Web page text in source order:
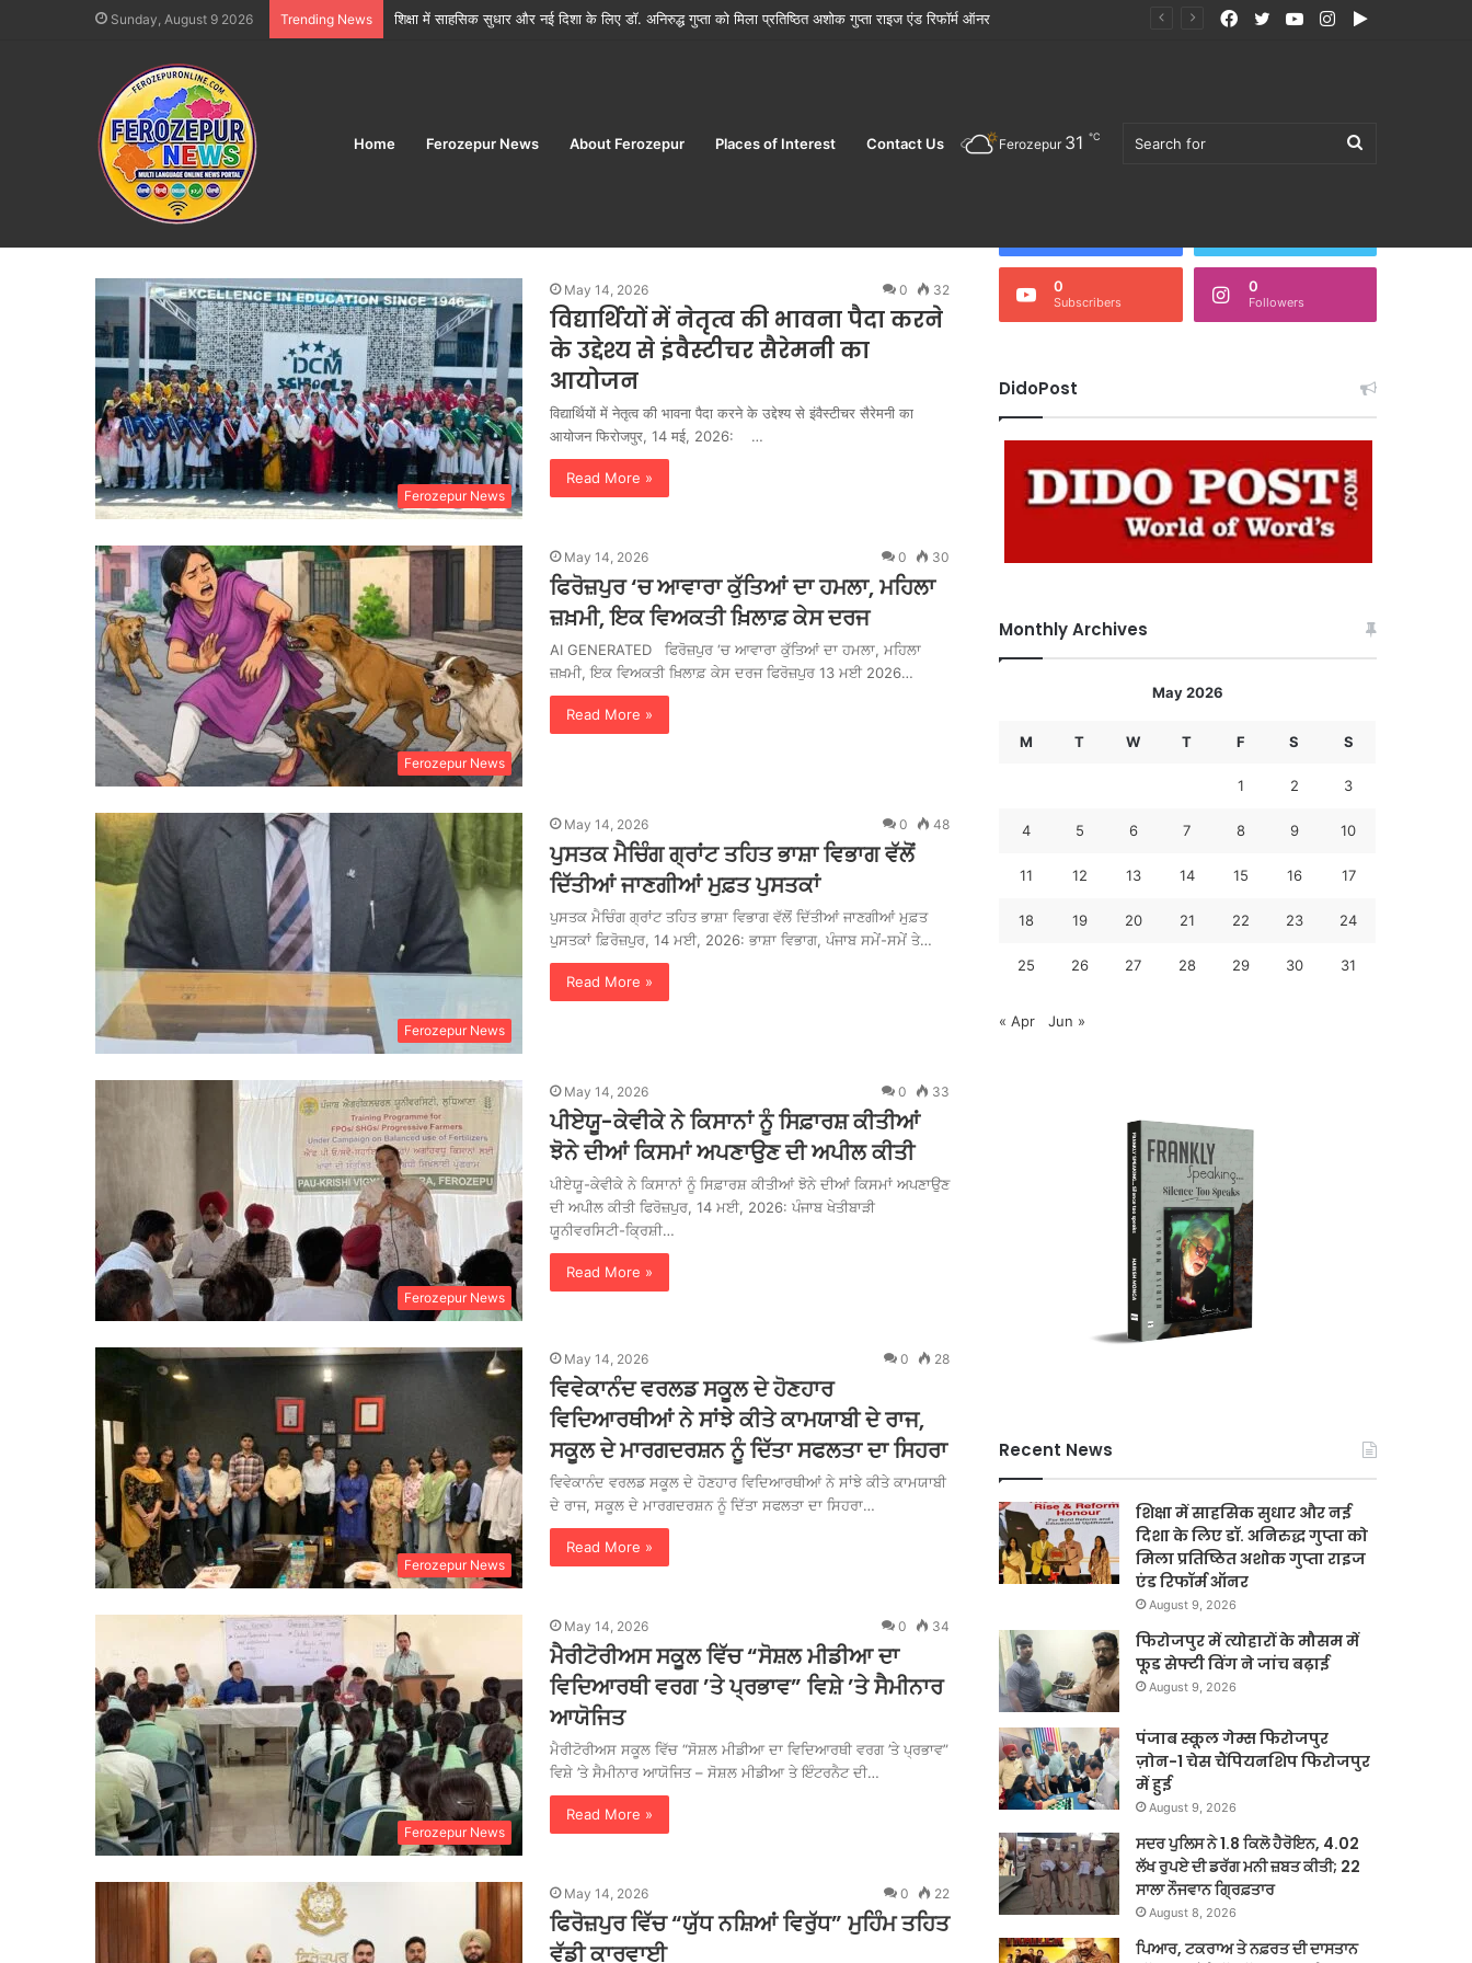
Sunday, August 9 2026 Trending News फिरोजपुर में त्योहारों के मौसम में फूड सेफ्टी विंग ने जांच बढ़ाई
Google
Instagram
YouTube
Twitter
Facebook
Home Ferozepur News About Ferozepur Places of Interest Contact Us Search
Ferozepur 31 ℃
Home/2026/May/ 14
Day:May 14, 2026
Ferozepur News
May 14, 2026 0 32
विद्यार्थियों में नेतृत्व की भावना पैदा करने
के उद्देश्य से इंवैस्टीचर सैरेमनी का
आयोजन
विद्यार्थियों में नेतृत्व की भावना पैदा करने के उद्देश्य से इंवैस्टीचर सैरेमनी का
आयोजन फिरोजपुर, 14 मई, 2026: …
Read More »
Ferozepur News
May 14, 2026 0 30
ਫਿਰੋਜ਼ਪੁਰ ‘ਚ ਆਵਾਰਾ ਕੁੱਤਿਆਂ ਦਾ ਹਮਲਾ, ਮਹਿਲਾ
ਜ਼ਖ਼ਮੀ, ਇਕ ਵਿਅਕਤੀ ਖ਼ਿਲਾਫ਼ ਕੇਸ ਦਰਜ
AI GENERATED ਫਿਰੋਜ਼ਪੁਰ ‘ਚ ਆਵਾਰਾ ਕੁੱਤਿਆਂ ਦਾ ਹਮਲਾ, ਮਹਿਲਾ
ਜ਼ਖ਼ਮੀ, ਇਕ ਵਿਅਕਤੀ ਖ਼ਿਲਾਫ਼ ਕੇਸ ਦਰਜ ਫਿਰੋਜ਼ਪੁਰ 13 ਮਈ 2026…
Read More »
Ferozepur News
May 14, 2026 0 48
ਪੁਸਤਕ ਮੈਚਿੰਗ ਗ੍ਰਾਂਟ ਤਹਿਤ ਭਾਸ਼ਾ ਵਿਭਾਗ ਵੱਲੋਂ
ਦਿੱਤੀਆਂ ਜਾਣਗੀਆਂ ਮੁਫ਼ਤ ਪੁਸਤਕਾਂ
ਪੁਸਤਕ ਮੈਚਿੰਗ ਗ੍ਰਾਂਟ ਤਹਿਤ ਭਾਸ਼ਾ ਵਿਭਾਗ ਵੱਲੋਂ ਦਿੱਤੀਆਂ ਜਾਣਗੀਆਂ ਮੁਫ਼ਤ
ਪੁਸਤਕਾਂ ਫ਼ਿਰੋਜ਼ਪੁਰ, 14 ਮਈ, 2026: ਭਾਸ਼ਾ ਵਿਭਾਗ, ਪੰਜਾਬ ਸਮੇਂ-ਸਮੇਂ ਤੇ…
Read More »
Ferozepur News
May 14, 2026 0 33
ਪੀਏਯੂ-ਕੇਵੀਕੇ ਨੇ ਕਿਸਾਨਾਂ ਨੂੰ ਸਿਫ਼ਾਰਸ਼ ਕੀਤੀਆਂ
ਝੋਨੇ ਦੀਆਂ ਕਿਸਮਾਂ ਅਪਣਾਉਣ ਦੀ ਅਪੀਲ ਕੀਤੀ
ਪੀਏਯੂ-ਕੇਵੀਕੇ ਨੇ ਕਿਸਾਨਾਂ ਨੂੰ ਸਿਫ਼ਾਰਸ਼ ਕੀਤੀਆਂ ਝੋਨੇ ਦੀਆਂ ਕਿਸਮਾਂ ਅਪਣਾਉਣ
ਦੀ ਅਪੀਲ ਕੀਤੀ ਫਿਰੋਜ਼ਪੁਰ, 14 ਮਈ, 2026: ਪੰਜਾਬ ਖੇਤੀਬਾੜੀ
ਯੂਨੀਵਰਸਿਟੀ-ਕ੍ਰਿਸ਼ੀ…
Read More »
Ferozepur News
May 14, 2026 0 28
ਵਿਵੇਕਾਨੰਦ ਵਰਲਡ ਸਕੂਲ ਦੇ ਹੋਣਹਾਰ
ਵਿਦਿਆਰਥੀਆਂ ਨੇ ਸਾਂਝੇ ਕੀਤੇ ਕਾਮਯਾਬੀ ਦੇ ਰਾਜ,
ਸਕੂਲ ਦੇ ਮਾਰਗਦਰਸ਼ਨ ਨੂੰ ਦਿੱਤਾ ਸਫਲਤਾ ਦਾ ਸਿਹਰਾ
ਵਿਵੇਕਾਨੰਦ ਵਰਲਡ ਸਕੂਲ ਦੇ ਹੋਣਹਾਰ ਵਿਦਿਆਰਥੀਆਂ ਨੇ ਸਾਂਝੇ ਕੀਤੇ ਕਾਮਯਾਬੀ
ਦੇ ਰਾਜ, ਸਕੂਲ ਦੇ ਮਾਰਗਦਰਸ਼ਨ ਨੂੰ ਦਿੱਤਾ ਸਫਲਤਾ ਦਾ ਸਿਹਰਾ…
Read More »
Ferozepur News
May 14, 2026 0 34
ਮੈਰੀਟੋਰੀਅਸ ਸਕੂਲ ਵਿੱਚ “ਸੋਸ਼ਲ ਮੀਡੀਆ ਦਾ
ਵਿਦਿਆਰਥੀ ਵਰਗ ’ਤੇ ਪ੍ਰਭਾਵ” ਵਿਸ਼ੇ ’ਤੇ ਸੈਮੀਨਾਰ
ਆਯੋਜਿਤ
ਮੈਰੀਟੋਰੀਅਸ ਸਕੂਲ ਵਿੱਚ “ਸੋਸ਼ਲ ਮੀਡੀਆ ਦਾ ਵਿਦਿਆਰਥੀ ਵਰਗ ’ਤੇ ਪ੍ਰਭਾਵ”
ਵਿਸ਼ੇ ’ਤੇ ਸੈਮੀਨਾਰ ਆਯੋਜਿਤ – ਸੋਸ਼ਲ ਮੀਡੀਆ ਤੇ ਇੰਟਰਨੈਟ ਦੀ…
Read More »
May 14, 2026 0 22
ਫਿਰੋਜ਼ਪੁਰ ਵਿੱਚ “ਯੁੱਧ ਨਸ਼ਿਆਂ ਵਿਰੁੱਧ” ਮੁਹਿੰਮ ਤਹਿਤ
ਵੱਡੀ ਕਾਰਵਾਈ
Follow Us
0
Subscribers
0
Followers
DidoPost
Monthly Archives
May 2026
M T W T F S S
1 2 3
4 5 6 7 8 9 10
11 12 13 14 15 16 17
18 19 20 21 22 23 24
25 26 27 28 29 30 31
« Apr Jun »
Recent News
शिक्षा में साहसिक सुधार और नई
दिशा के लिए डॉ. अनिरुद्ध गुप्ता को
मिला प्रतिष्ठित अशोक गुप्ता राइज
एंड रिफॉर्म ऑनर
August 9, 2026
फिरोजपुर में त्योहारों के मौसम में
फूड सेफ्टी विंग ने जांच बढ़ाई
August 9, 2026
पंजाब स्कूल गेम्स फिरोजपुर
ज़ोन-1 चेस चैंपियनशिप फिरोजपुर
में हुई
August 9, 2026
ਸਦਰ ਪੁਲਿਸ ਨੇ 1.8 ਕਿਲੋ ਹੈਰੋਇਨ, 4.02
ਲੱਖ ਰੁਪਏ ਦੀ ਡਰੱਗ ਮਨੀ ਜ਼ਬਤ ਕੀਤੀ; 22
ਸਾਲਾ ਨੌਜਵਾਨ ਗ੍ਰਿਫ਼ਤਾਰ
August 8, 2026
ਪਿਆਰ, ਟਕਰਾਅ ਤੇ ਨਫ਼ਰਤ ਦੀ ਦਾਸਤਾਨ